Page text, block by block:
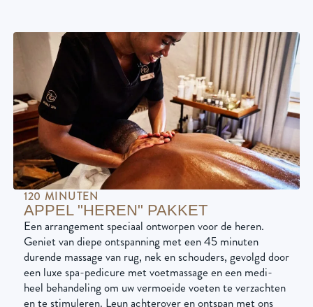
120 MINUTEN
APPEL "HEREN" PAKKET
Een arrangement speciaal ontworpen voor de heren.
Geniet van diepe ontspanning met een 45 minuten
durende massage van rug, nek en schouders, gevolgd door
een luxe spa-pedicure met voetmassage en een medi-
heel behandeling om uw vermoeide voeten te verzachten
en te stimuleren. Leun achterover en ontspan met ons